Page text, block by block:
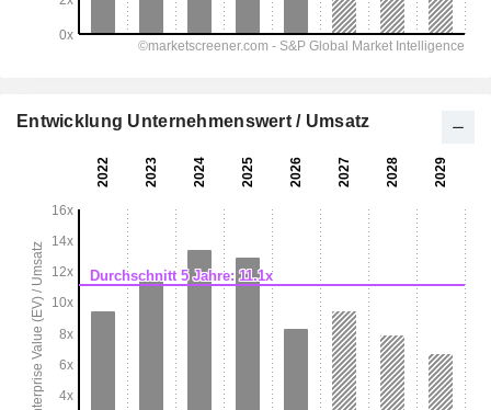
Entwicklung Unternehmenswert / Umsatz